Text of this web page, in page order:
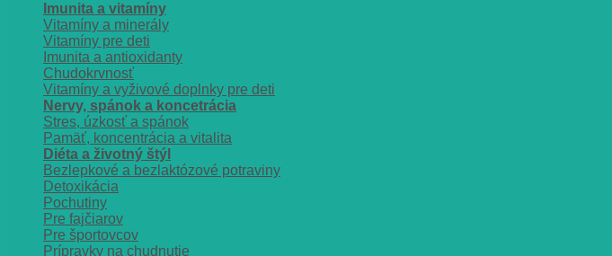
Imunita a vitamíny
Vitamíny a minerály
Vitamíny pre deti
Imunita a antioxidanty
Chudokrvnosť
Vitamíny a vyživové doplnky pre deti
Nervy, spánok a koncetrácia
Stres, úzkosť a spánok
Pamäť, koncentrácia a vitalita
Diéta a životný štýl
Bezlepkové a bezlaktózové potraviny
Detoxikácia
Pochutiny
Pre fajčiarov
Pre športovcov
Prípravky na chudnutie